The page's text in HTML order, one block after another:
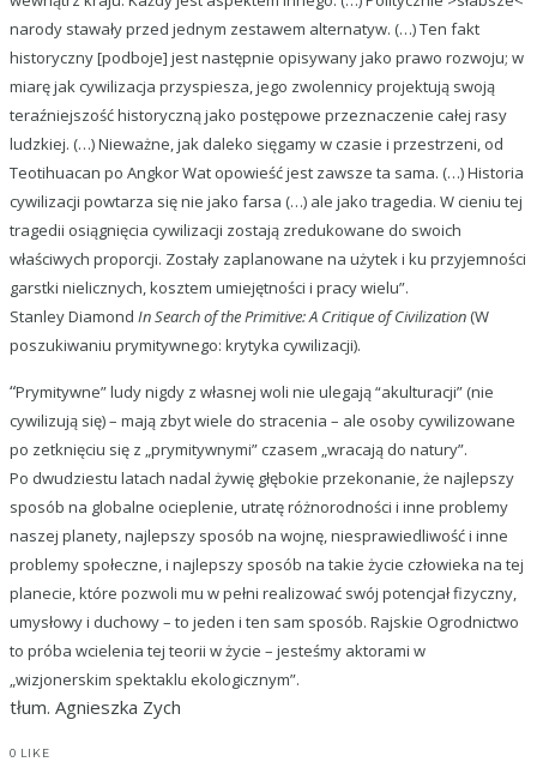
narody stawały przed jednym zestawem alternatyw. (…) Ten fakt
historyczny [podboje] jest następnie opisywany jako prawo rozwoju; w
miarę jak cywilizacja przyspiesza, jego zwolennicy projektują swoją
teraźniejszość historyczną jako postępowe przeznaczenie całej rasy
ludzkiej. (…) Nieważne, jak daleko sięgamy w czasie i przestrzeni, od
Teotihuacan po Angkor Wat opowieść jest zawsze ta sama. (…) Historia
cywilizacji powtarza się nie jako farsa (…) ale jako tragedia. W cieniu tej
tragedii osiągnięcia cywilizacji zostają zredukowane do swoich
właściwych proporcji. Zostały zaplanowane na użytek i ku przyjemności
garstki nielicznych, kosztem umiejętności i pracy wielu”.
Stanley Diamond In Search of the Primitive: A Critique of Civilization (W
poszukiwaniu prymitywnego: krytyka cywilizacji).
“Prymitywne” ludy nigdy z własnej woli nie ulegają “akulturacji” (nie
cywilizują się) – mają zbyt wiele do stracenia – ale osoby cywilizowane
po zetknięciu się z „prymitywnymi” czasem „wracają do natury”.
Po dwudziestu latach nadal żywię głębokie przekonanie, że najlepszy
sposób na globalne ocieplenie, utratę różnorodności i inne problemy
naszej planety, najlepszy sposób na wojnę, niesprawiedliwość i inne
problemy społeczne, i najlepszy sposób na takie życie człowieka na tej
planecie, które pozwoli mu w pełni realizować swój potencjał fizyczny,
umysłowy i duchowy – to jeden i ten sam sposób. Rajskie Ogrodnictwo
to próba wcielenia tej teorii w życie – jesteśmy aktorami w
„wizjonerskim spektaklu ekologicznym”.
tłum. Agnieszka Zych
0 LIKE